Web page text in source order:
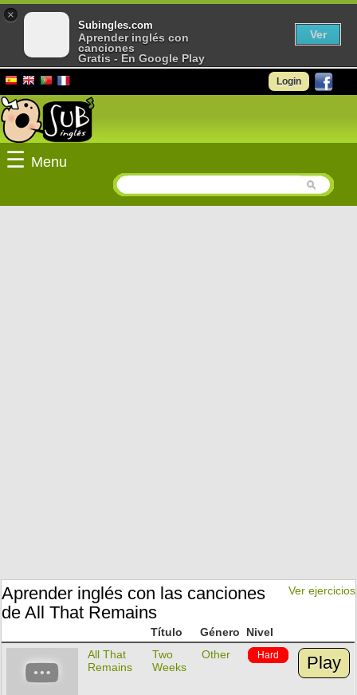
Login
☰ Menu
Ver ejercicios
Aprender inglés con las canciones
de All That Remains
Título Género
Nivel
All That
Remains
Two
Weeks
Other Hard Play
×
Subingles.com
Aprender inglés con
canciones
Gratis - En Google Play
Ver